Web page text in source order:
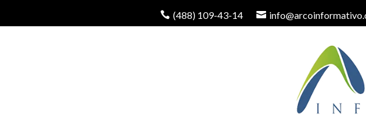
(488) 109-43-14